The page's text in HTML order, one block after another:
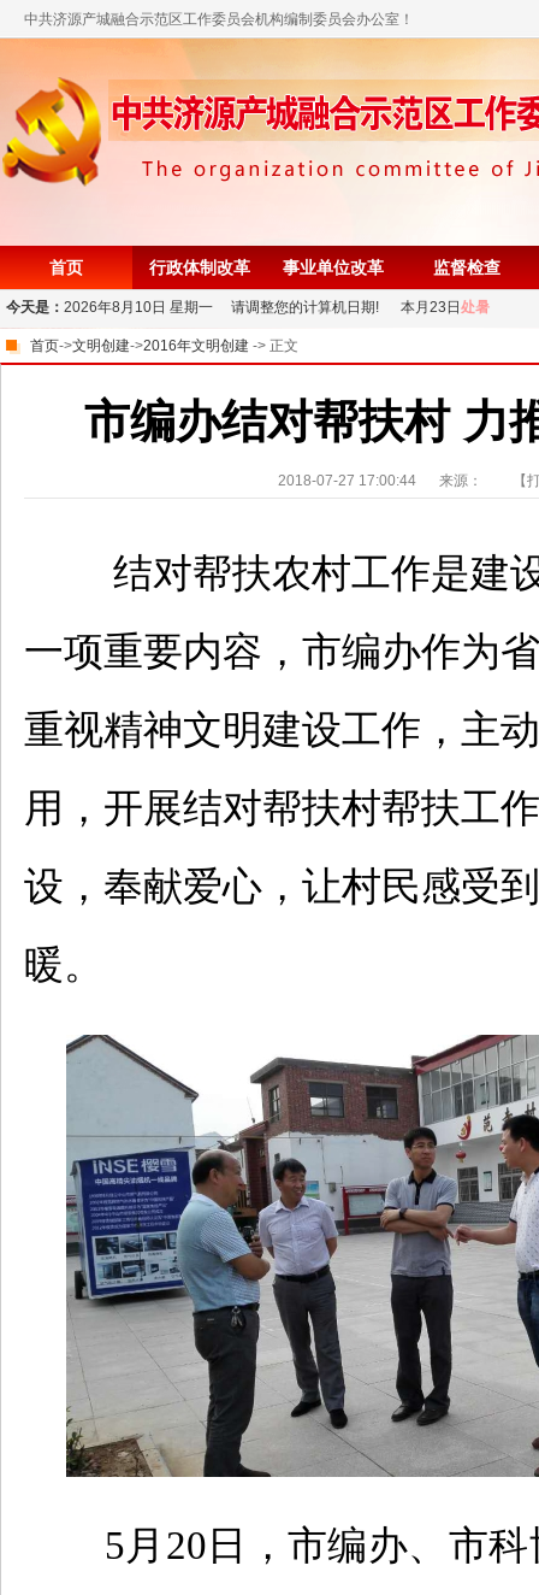
中共济源产城融合示范区工作委员会机构编制委员会办公室！
首页 行政体制改革 事业单位改革 监督检查
今天是： 2026年8月10日 星期一 请调整您的计算机日期! 本月23日 处暑
首页->文明创建->2016年文明创建 -> 正文
市编办结对帮扶村 力
2018-07-27 17:00:44 来源： 【
结对帮扶农村工作是建
一项重要内容， 市编办作为
重视精神文明建设工作，主
用，开展结对帮扶村帮扶工
设，奉献爱心，让村民感受
暖。
5月20日，市编办、市